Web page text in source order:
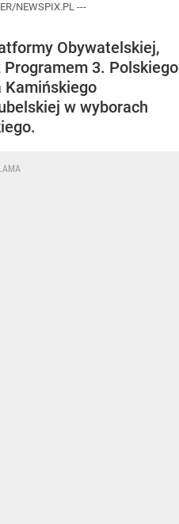
NEWSPIX.PL ---
Obywatelskiej,
3. Polskiego
Kamińskiego
w wyborach